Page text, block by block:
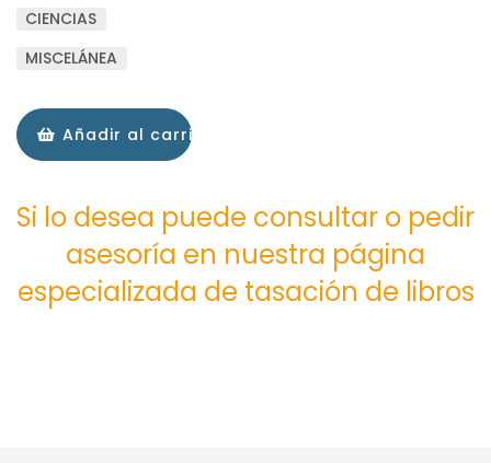
CIENCIAS
MISCELÁNEA
Añadir al carrito
Si lo desea puede consultar o pedir
asesoría en nuestra página
especializada de tasación de libros